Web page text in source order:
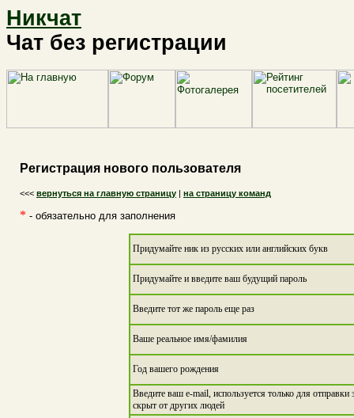
Никчат
Чат без регистрации
Регистрация нового пользователя
<<< вернуться на главную страницу | на страницу команд
* - обязательно для заполнения
Придумайте ник из русских или английских букв
Придумайте и введите ваш будущий пароль
Введите тот же пароль еще раз
Ваше реальное имя/фамилия
Год вашего рождения
Введите ваш e-mail, используется только для отправки
скрыт от других людей